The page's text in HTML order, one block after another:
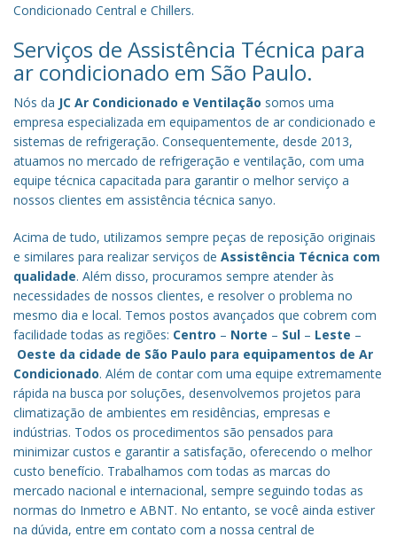
Condicionado Central e Chillers.
Serviços de Assistência Técnica para
ar condicionado em São Paulo.
Nós da JC Ar Condicionado e Ventilação somos uma
empresa especializada em equipamentos de ar condicionado e
sistemas de refrigeração. Consequentemente, desde 2013,
atuamos no mercado de refrigeração e ventilação, com uma
equipe técnica capacitada para garantir o melhor serviço a
nossos clientes em assistência técnica sanyo.
Acima de tudo, utilizamos sempre peças de reposição originais
e similares para realizar serviços de Assistência Técnica com
qualidade. Além disso, procuramos sempre atender às
necessidades de nossos clientes, e resolver o problema no
mesmo dia e local. Temos postos avançados que cobrem com
facilidade todas as regiões: Centro – Norte – Sul – Leste –
Oeste da cidade de São Paulo para equipamentos de Ar
Condicionado. Além de contar com uma equipe extremamente
rápida na busca por soluções, desenvolvemos projetos para
climatização de ambientes em residências, empresas e
indústrias. Todos os procedimentos são pensados para
minimizar custos e garantir a satisfação, oferecendo o melhor
custo benefício. Trabalhamos com todas as marcas do
mercado nacional e internacional, sempre seguindo todas as
normas do Inmetro e ABNT. No entanto, se você ainda estiver
na dúvida, entre em contato com a nossa central de